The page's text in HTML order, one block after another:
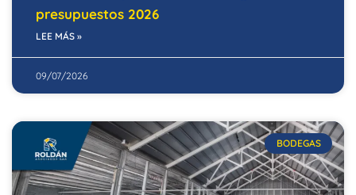
presupuestos 2026
LEE MÁS »
09/07/2026
BODEGAS